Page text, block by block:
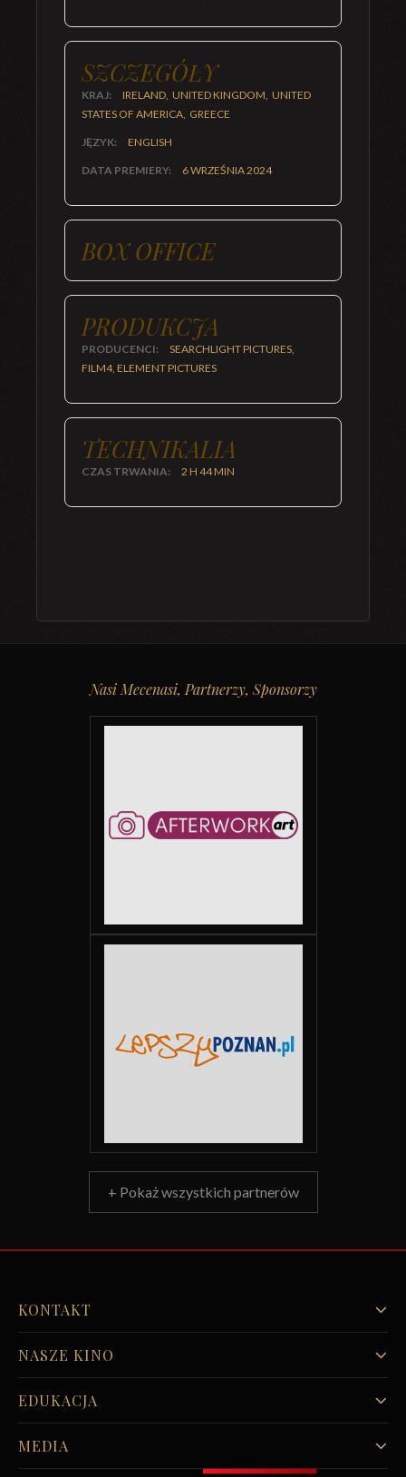
SZCZEGÓŁY
KRAJ:
IRELAND, UNITED KINGDOM, UNITED
STATES OF AMERICA, GREECE
JĘZYK: ENGLISH
DATA PREMIERY: 6 WRZEŚNIA 2024
BOX OFFICE
PRODUKCJA
PRODUCENCI:
SEARCHLIGHT PICTURES,
FILM4, ELEMENT PICTURES
TECHNIKALIA
CZAS TRWANIA: 2 H 44 MIN
Nasi Mecenasi, Partnerzy, Sponsorzy
+ Pokaż wszystkich partnerów
KONTAKT
NASZE KINO
EDUKACJA
MEDIA